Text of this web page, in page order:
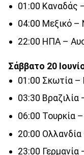
01:00 Καναδάς
04:00 Μεξικό –
22:00 ΗΠΑ –
Σάββατο 20
01:00 Σκωτία
03:30 Βραζιλία
06:00 Τουρκία
20:00
23:00